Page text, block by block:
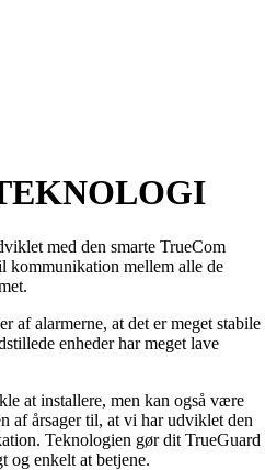
med den smarte TrueCom
kommunikation mellem alle de
af alarmerne, at det er meget stabile
enheder har meget lave
at installere, men kan også være
af årsager til, at vi har udviklet den
Teknologien gør dit TrueGuard
og enkelt at betjene.